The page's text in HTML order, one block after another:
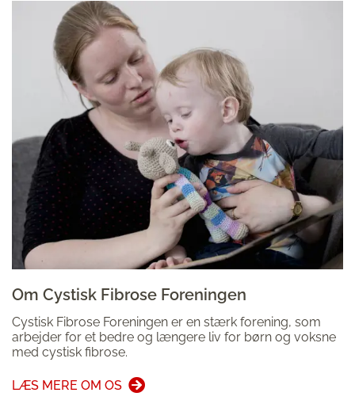
Om Cystisk Fibrose Foreningen
Cystisk Fibrose Foreningen er en stærk forening, som
arbejder for et bedre og længere liv for børn og voksne
med cystisk fibrose.
LÆS MERE OM OS